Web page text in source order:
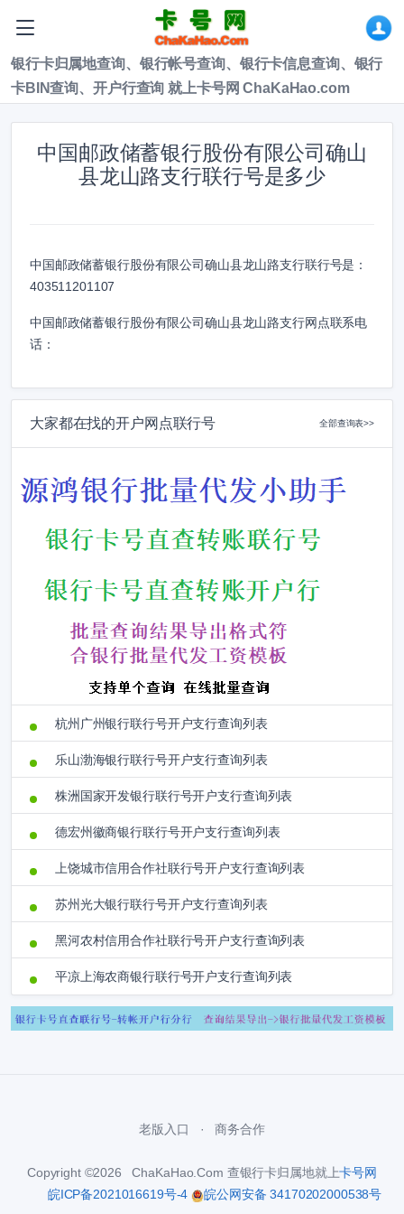
银行卡归属地查询、银行帐号查询、银行卡信息查询、银行
卡BIN查询、开户行查询 就上卡号网 ChaKaHao.com
中国邮政储蓄银行股份有限公司确山
县龙山路支行联行号是多少
中国邮政储蓄银行股份有限公司确山县龙山路支行联行号是：
403511201107
中国邮政储蓄银行股份有限公司确山县龙山路支行网点联系电
话：
大家都在找的开户网点联行号 全部查询表>>
杭州广州银行联行号开户支行查询列表
乐山渤海银行联行号开户支行查询列表
株洲国家开发银行联行号开户支行查询列表
德宏州徽商银行联行号开户支行查询列表
上饶城市信用合作社联行号开户支行查询列表
苏州光大银行联行号开户支行查询列表
黑河农村信用合作社联行号开户支行查询列表
平凉上海农商银行联行号开户支行查询列表
老版入口 商务合作
Copyright ©2026 ChaKaHao.Com 查银行卡归属地就上卡号网
皖ICP备2021016619号-4
皖公网安备 34170202000538号